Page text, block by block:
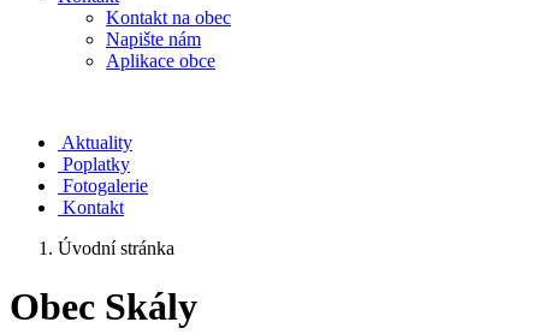
Kontakt na obec
Napište nám
Aplikace obce
Aktuality
Poplatky
Fotogalerie
Kontakt
Úvodní stránka
Obec Skály